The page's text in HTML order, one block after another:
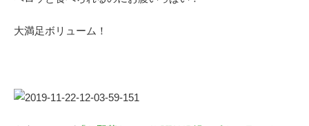
大満足ボリューム！